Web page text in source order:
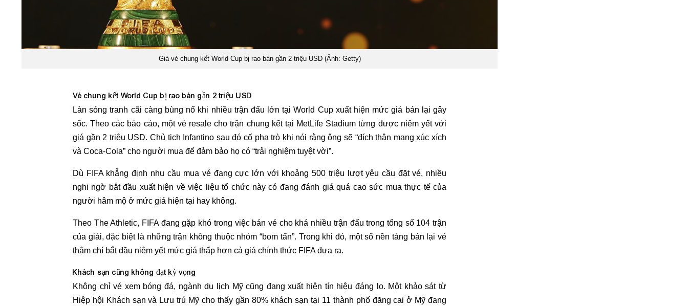
Giá vé chung kết World Cup bị rao bán gần 2 triệu USD (Ảnh: Getty)
Vé chung kết World Cup bị rao bán gần 2 triệu USD
Làn sóng tranh cãi càng bùng nổ khi nhiều trận đấu lớn tại World Cup xuất hiện mức giá bán lại gây
sốc. Theo các báo cáo, một vé resale cho trận chung kết tại MetLife Stadium từng được niêm yết với
giá gần 2 triệu USD. Chủ tịch Infantino sau đó cố pha trò khi nói rằng ông sẽ “đích thân mang xúc xích
và Coca-Cola” cho người mua để đảm bảo họ có “trải nghiệm tuyệt vời”.
Dù FIFA khẳng định nhu cầu mua vé đang cực lớn với khoảng 500 triệu lượt yêu cầu đặt vé, nhiều
nghi ngờ bắt đầu xuất hiện về việc liệu tổ chức này có đang đánh giá quá cao sức mua thực tế của
người hâm mộ ở mức giá hiện tại hay không.
Theo The Athletic, FIFA đang gặp khó trong việc bán vé cho khá nhiều trận đấu trong tổng số 104 trận
của giải, đặc biệt là những trận không thuộc nhóm “bom tấn”. Trong khi đó, một số nền tảng bán lại vé
thậm chí bắt đầu niêm yết mức giá thấp hơn cả giá chính thức FIFA đưa ra.
Khách sạn cũng không đạt kỳ vọng
Không chỉ vé xem bóng đá, ngành du lịch Mỹ cũng đang xuất hiện tín hiệu đáng lo. Một khảo sát từ
Hiệp hội Khách sạn và Lưu trú Mỹ cho thấy gần 80% khách sạn tại 11 thành phố đăng cai ở Mỹ đang